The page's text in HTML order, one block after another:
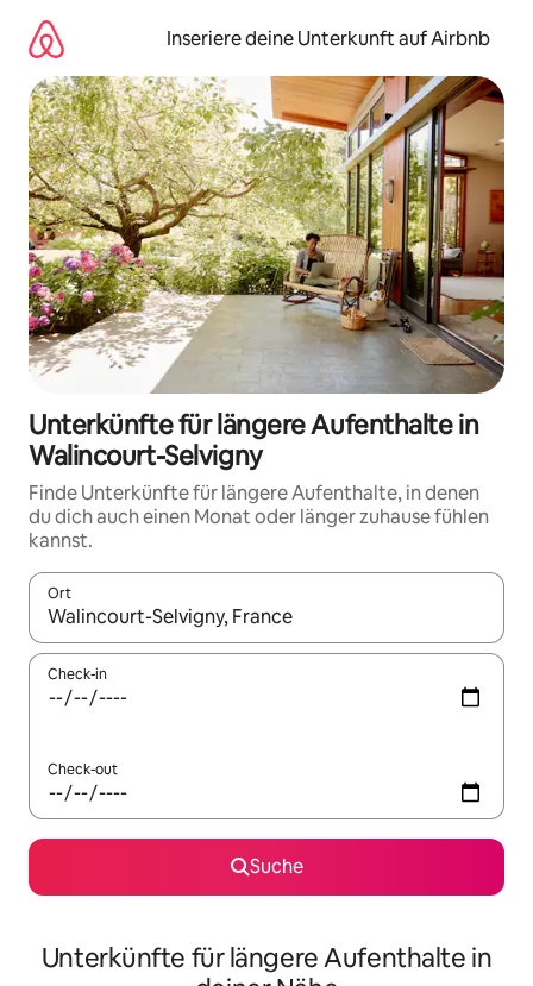
Inhalten
springen
Inseriere deine Unterkunft auf Airbnb
Unterkünfte für längere Aufenthalte in
Walincourt-Selvigny
Finde Unterkünfte für längere Aufenthalte, in denen
du dich auch einen Monat oder länger zuhause fühlen
kannst.
Ort
Wenn Ergebnisse verfügbar sind, navigiere mit den
Check-in
Check-out
Suche
Unterkünfte für längere Aufenthalte in